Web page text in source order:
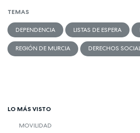
TEMAS
DEPENDENCIA LISTAS DE ESPERA
REGIÓN DE MURCIA DERECHOS
LO MÁS VISTO
MOVILIDAD